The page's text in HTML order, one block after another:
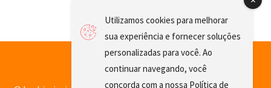
Utilizamos cookies para melhorar
sua experiência e fornecer soluções
personalizadas para você. Ao
continuar navegando, você
concorda com a nossa Política de